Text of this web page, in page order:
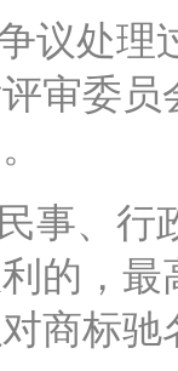
处理
审委
、行
的，
商标